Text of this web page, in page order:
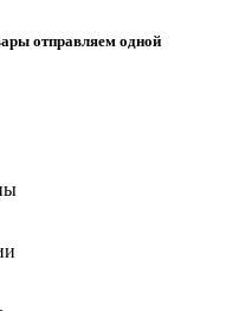
отправляем одной